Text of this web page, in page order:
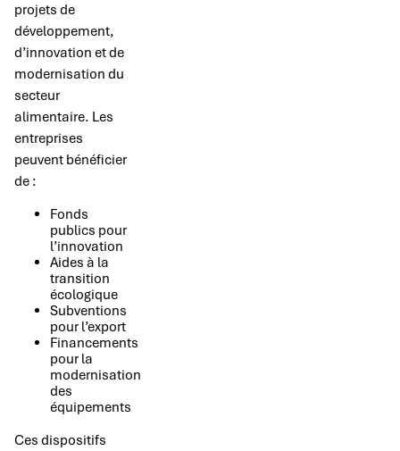
projets de
développement,
d’innovation et de
modernisation du
secteur
alimentaire. Les
entreprises
peuvent bénéficier
de :
Fonds
publics pour
l’innovation
Aides à la
transition
écologique
Subventions
pour l’export
Financements
pour la
modernisation
des
équipements
Ces dispositifs